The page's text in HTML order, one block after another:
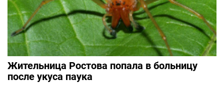
Жительница Ростова попала в больницу
после укуса паука